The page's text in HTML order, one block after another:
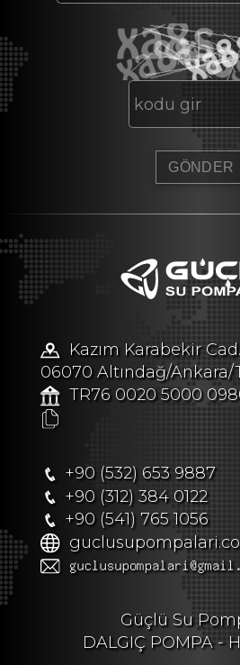
Kazım Karabekir
06070 Altındağ/Ankara/
TR76 0020 5000
+90 (532) 653 9887
+90 (312) 384 0122
+90 (541) 765 1056
Güçlü Su
DALGIÇ POMPA -